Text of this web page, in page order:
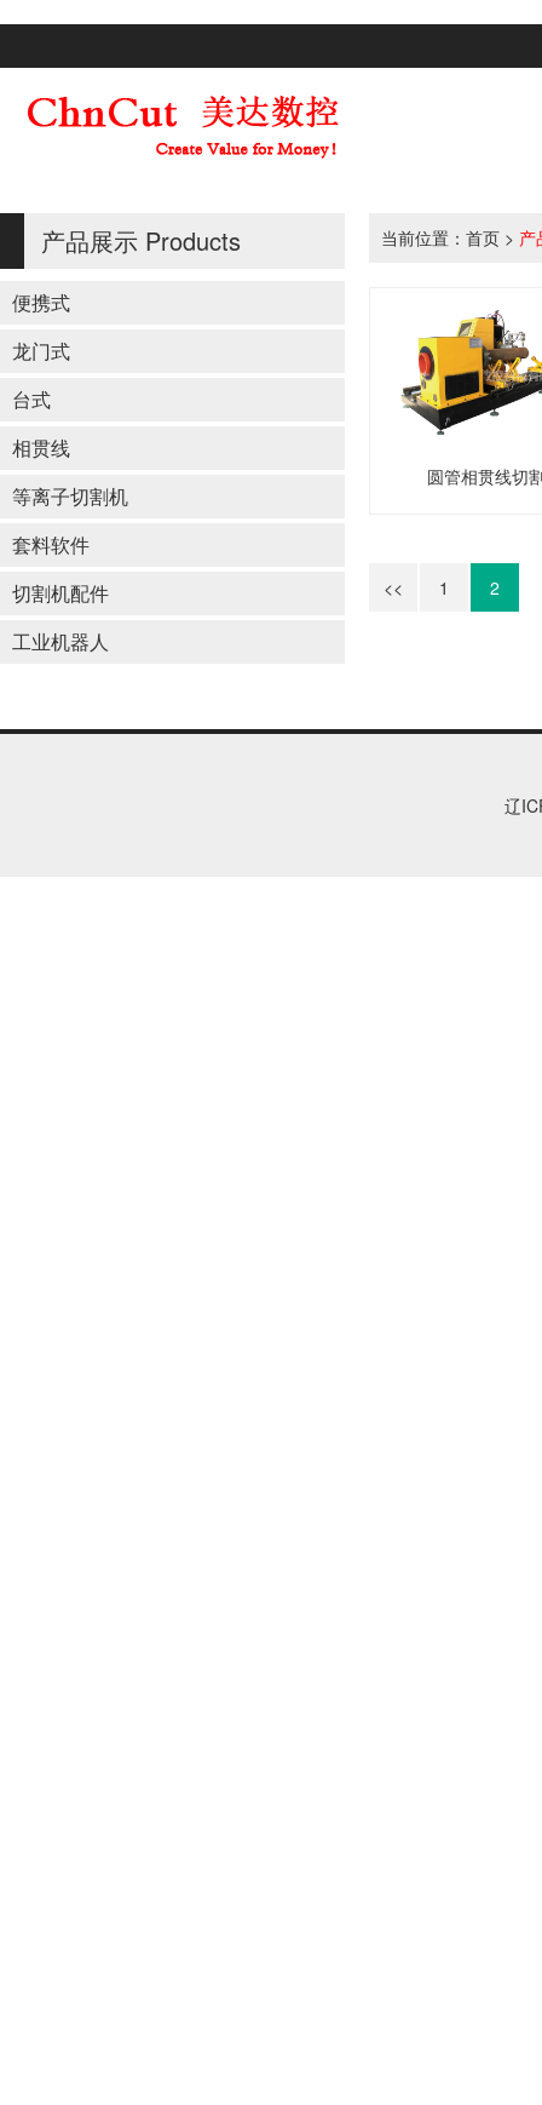
产品展示 Products
便携式
龙门式
台式
相贯线
等离子切割机
套料软件
切割机配件
工业机器人
当前位置： 首页 > 产
圆管相贯线切
<< 1 2
辽